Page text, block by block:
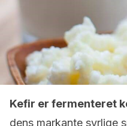
Kefir er fermenteret
dens markante syrlige